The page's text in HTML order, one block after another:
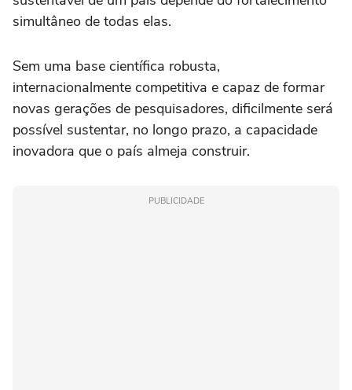
simultâneo de todas elas.
Sem uma base científica robusta,
internacionalmente competitiva e capaz de formar
novas gerações de pesquisadores, dificilmente será
possível sustentar, no longo prazo, a capacidade
inovadora que o país almeja construir.
PUBLICIDADE